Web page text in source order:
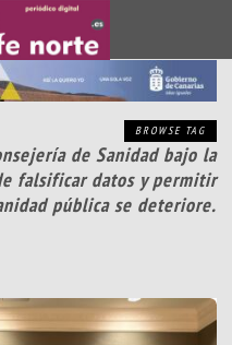
BROWSE TAG
de Sanidad bajo la
falsificar datos y permitir
pública se deteriore.